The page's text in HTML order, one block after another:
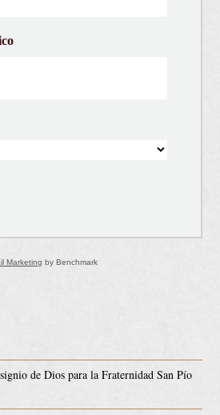
Marketing by Benchmark
de Dios para la Fraternidad San Pío